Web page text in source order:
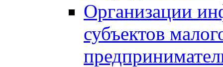
Организации
субъектов